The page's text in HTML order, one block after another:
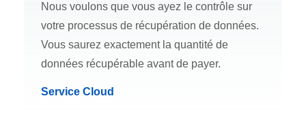
Nous voulons que vous ayez le contrôle sur
votre processus de récupération de données.
Vous saurez exactement la quantité de
données récupérable avant de payer.
Service Cloud